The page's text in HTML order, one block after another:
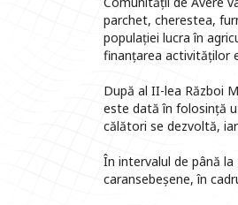
parchet, cherestea,
populației lucra în
finanțarea activităților
După al II-lea Război
este dată în folosință
călători se dezvoltă,
În intervalul de până
caransebeșene, în